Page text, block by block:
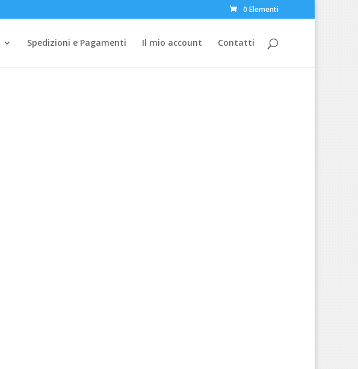
0 Elementi
Spedizioni e Pagamenti Il mio account Contatti